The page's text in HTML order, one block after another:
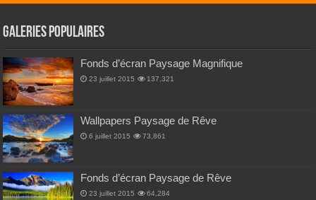
Galeries Populaires
Fonds d’écran Paysage Magnifique
23 juillet 2015 137,321
Wallpapers Paysage de Rêve
6 juillet 2015 73,861
Fonds d’écran Paysage de Rêve
23 juillet 2015 64,284